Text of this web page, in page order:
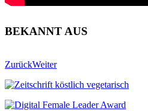
BEKANNT AUS
ZurückWeiter